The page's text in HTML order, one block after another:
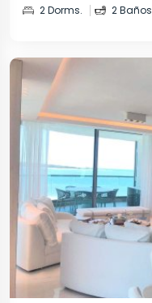
2 Dorms. 2 Baños